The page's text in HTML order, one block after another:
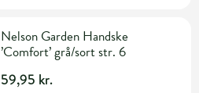
Nelson Garden Handske
’Comfort’ grå/sort str. 6
59,95 kr.